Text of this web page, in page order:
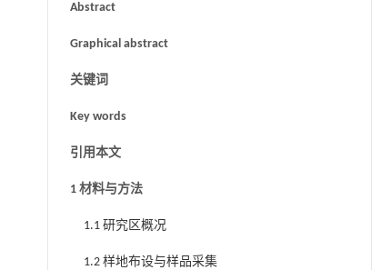
Abstract
Graphical abstract
关键词
Key words
引用本文
1 材料与方法
1.1 研究区概况
1.2 样地布设与样品采集